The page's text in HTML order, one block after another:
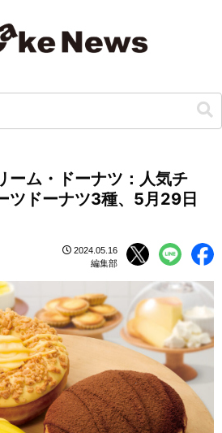
ーム・ドーナツ：人気チ
ツドーナツ3種、5月29日
2024.05.16
編集部